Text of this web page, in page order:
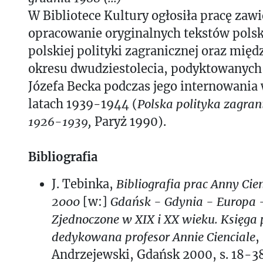
W Bibliotece Kultury ogłosiła pracę
opracowanie oryginalnych tekstów
polskiej polityki zagranicznej oraz
okresu dwudziestolecia,
Józefa Becka podczas jego
latach 1939-1944 (Polska polityka
1926-1939, Paryż 1990).
Bibliografia
J. Tebinka, Bibliografia prac Anny
2000 [w:] Gdańsk - Gdynia - Europa
Zjednoczone w XIX i XX wieku.
dedykowana profesor Annie Cienciale,
Andrzejewski, Gdańsk 2000, s. 18-